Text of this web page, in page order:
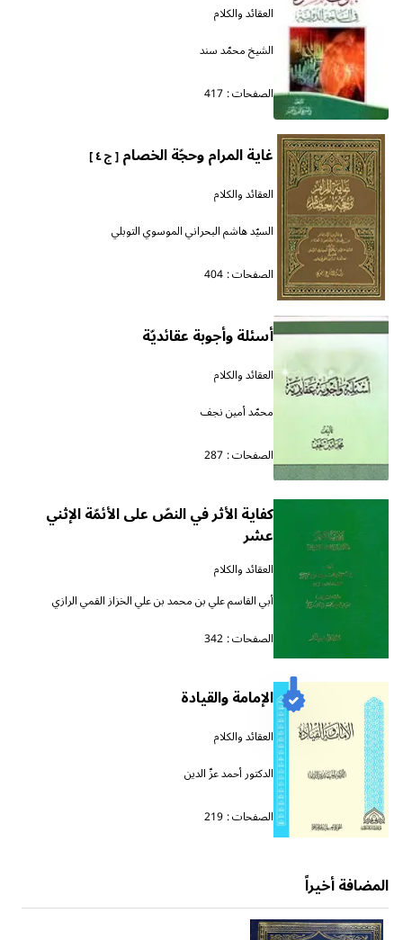
العقائد والكلام
الشيخ محمّد سند
الصفحات : 417
غاية المرام وحجّة الخصام[ ج ٤ ]
العقائد والكلام
السيّد هاشم البحراني الموسوي التوبلي
الصفحات : 404
أسئلة وأجوبة عقائديّة
العقائد والكلام
محمّد أمين نجف
الصفحات : 287
كفاية الأثر في النصّ على الأئمّة الإثني
عشر
العقائد والكلام
أبي القاسم علي بن محمد بن علي الخزاز القمي الرازي
الصفحات : 342
الإمامة والقيادة
العقائد والكلام
الدكتور أحمد عزّ الدين
الصفحات : 219
المضافة أخيراً